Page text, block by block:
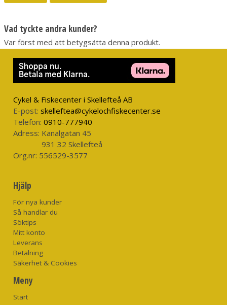
Vad tyckte andra kunder?
Var först med att betygsätta denna produkt.
Cykel & Fiskecenter i Skellefteå AB
E-post: skelleftea@cykelochfiskecenter.se
Telefon: 0910-777940
Adress: Kanalgatan 45
931 32 Skellefteå
Org.nr: 556529-3577
Hjälp
För nya kunder
Så handlar du
Söktips
Mitt konto
Leverans
Betalning
Säkerhet & Cookies
Meny
Start